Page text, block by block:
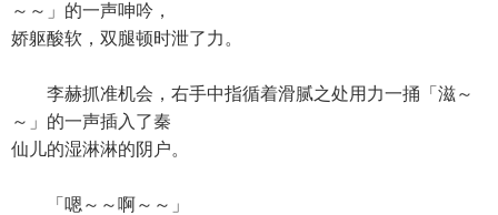
～～」的一声呻吟，
娇躯酸软，双腿顿时泄了力。
李赫抓准机会，右手中指循着滑腻之处用力一捅「滋～
～」的一声插入了秦
仙儿的湿淋淋的阴户。
「嗯～～啊～～」